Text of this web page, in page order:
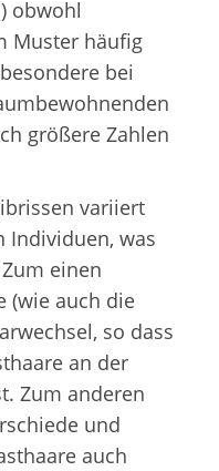
obwohl
Muster häufig
bei
größere Zahlen
variiert
Individuen, was
einen
(wie auch die
so dass
an der
Zum anderen
und
auch